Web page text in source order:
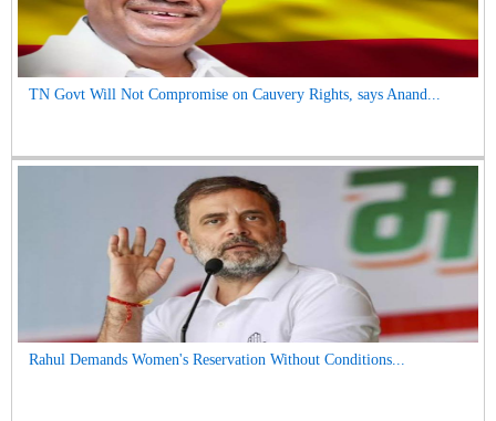
TN Govt Will Not Compromise on Cauvery Rights, says Anand...
Rahul Demands Women's Reservation Without Conditions...